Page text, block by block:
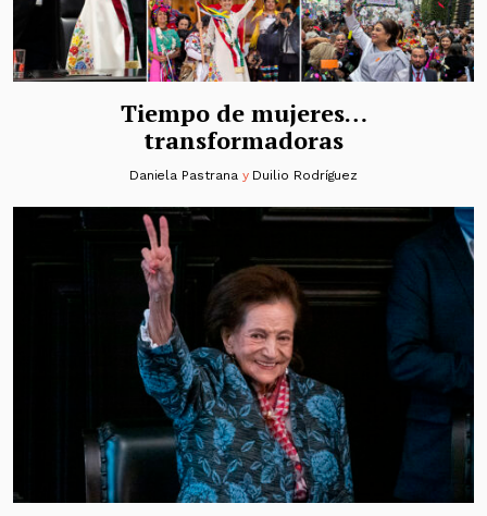
Tiempo de mujeres…
transformadoras
Daniela Pastranay Duilio Rodríguez